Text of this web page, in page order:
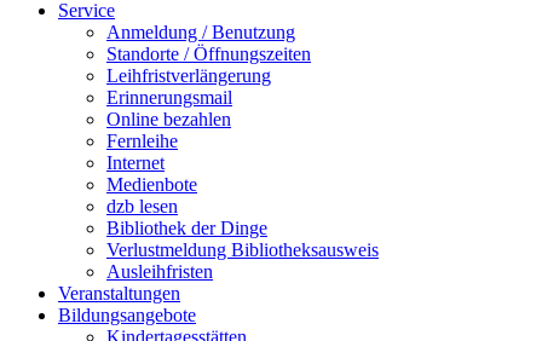
Service
Anmeldung / Benutzung
Standorte / Öffnungszeiten
Leihfristverlängerung
Erinnerungsmail
Online bezahlen
Fernleihe
Internet
Medienbote
dzb lesen
Bibliothek der Dinge
Verlustmeldung Bibliotheksausweis
Ausleihfristen
Veranstaltungen
Bildungsangebote
Kindertagesstätten